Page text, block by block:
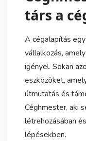
társ a
A cégalapítás
vállalkozás,
igényel. Sokan
eszközöket,
útmutatás és
Céghmester, aki
létrehozásában
lépésekben.